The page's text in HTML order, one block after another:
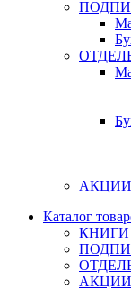
АКЦИИ
Каталог
КНИГИ
АКЦИИ